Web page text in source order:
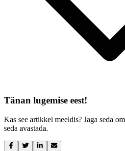
Tänan lugemise eest!
Kas see artikkel meeldis? Jaga seda
seda avastada.